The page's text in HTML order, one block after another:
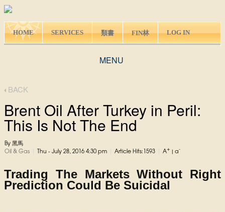
HOME SERVICES 類書 FIN林 LOG IN
MENU
BACK
Brent Oil After Turkey in Peril:
This Is Not The End
By 黑馬
Oil & Gas
Thu - July 28, 2016 4:30 pm Article Hits:1593 A+ a-
Trading The Markets Without Right
Prediction Could Be Suicidal